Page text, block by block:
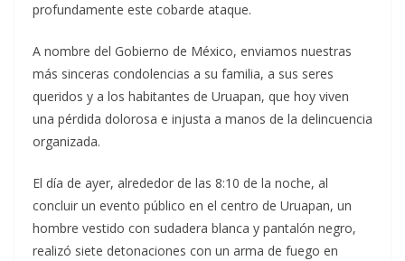
profundamente este cobarde ataque.
A nombre del Gobierno de México, enviamos nuestras
más sinceras condolencias a su familia, a sus seres
queridos y a los habitantes de Uruapan, que hoy viven
una pérdida dolorosa e injusta a manos de la delincuencia
organizada.
El día de ayer, alrededor de las 8:10 de la noche, al
concluir un evento público en el centro de Uruapan, un
hombre vestido con sudadera blanca y pantalón negro,
realizó siete detonaciones con un arma de fuego en